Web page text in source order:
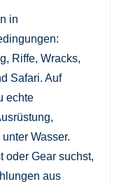
in
Riffe, Wracks,
Safari. Auf
echte
Wasser.
oder Gear suchst,
aus